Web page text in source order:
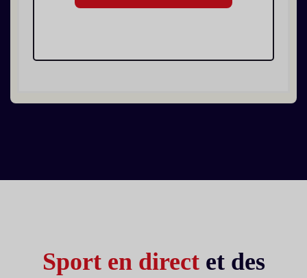
Sport en direct et des